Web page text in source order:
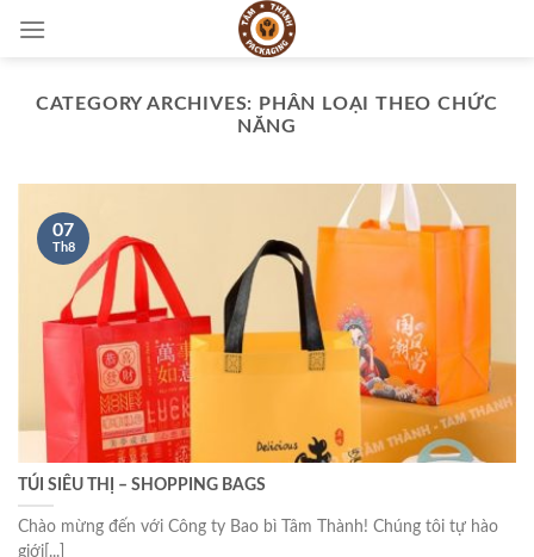
CATEGORY ARCHIVES:
PHÂN LOẠI THEO CHỨC
NĂNG
TÚI SIÊU THỊ – SHOPPING BAGS
Chào mừng đến với Công ty Bao bì Tâm Thành! Chúng tôi tự hào
giới[...]
07
Th8